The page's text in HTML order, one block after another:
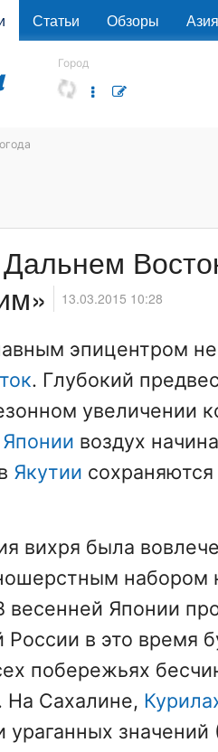
Статьи Обзоры Азия
Город
13.03.2015 10:28
эпицентром
. Глубокий
увеличении
Японии воздух
Якутии
вихря была
набором
весенней Японии
в это время
побережьях
На Сахалине,
ураганных